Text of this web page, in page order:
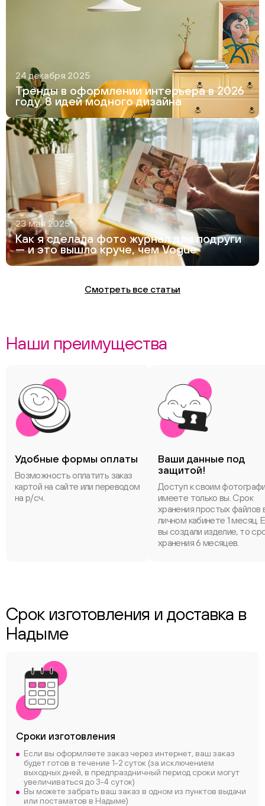
24 декабря 2025
Тренды в оформлении интерьера в 2026
году. 8 идей модного дизайна
23 мая 2025
Как я сделала фото журнал для подруги
— и это вышло круче, чем Vogue
Смотреть все статьи
Наши преимущества
Удобные формы оплаты
Возможность оплатить заказ
картой на сайте или переводом
на р/сч.
Ваши данные под
защитой!
Доступ к своим
имеете только вы. Срок
хранения простых файлов
личном кабинете 1 месяц.
вы создали изделие, то
хранения 6 месяцев.
Срок изготовления и доставка в
Надыме
Сроки изготовления
Если вы оформляете заказ через интернет, ваш заказ
будет готов в течение 1-2 суток (за исключением
выходных дней, в предпраздничный период сроки могут
увеличиваться до 3-4 суток)
Вы можете забрать ваш заказ в одном из пунктов выдачи
или постаматов в Надыме)